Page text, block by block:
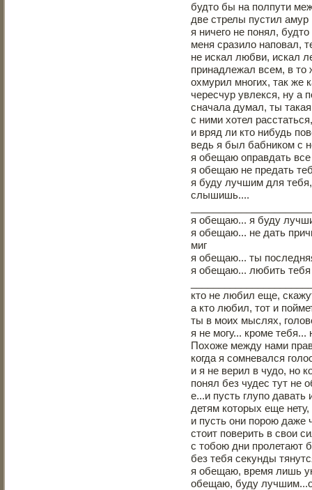
будто бы на полпути
две стрелы пустил амур
я ничего не понял,
меня сразило наповал,
не искал любви, искал
принадлежал всем, в
охмурил многих, так же
чересчур увлекся, ну а
сначала думал, ты
с ними хотел
и вряд ли кто нибудь
ведь я был бабником с
я обещаю оправдать все
я обещаю не предать
я буду лучшим для
слышишь....
я обещаю... я буду
я обещаю... не дать
миг
я обещаю... ты
я обещаю... любить тебя
кто не любил еще,
а кто любил, тот и
ты в моих мыслях,
я не могу... кроме
Похоже между нами
когда я сомневался
и я не верил в чудо, но
понял без чудес тут не
е...и пусть глупо давать
детям которых еще
и пусть они порою даже
стоит поверить в свои
с тобою дни пролетают
без тебя секунды
я обещаю, время лишь
обещаю, буду